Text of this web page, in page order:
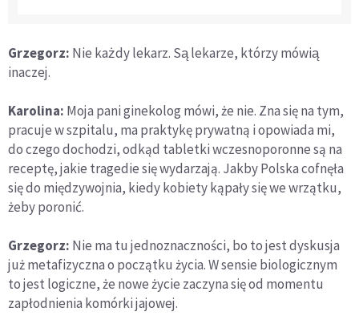
Grzegorz: Nie każdy lekarz. Są lekarze, którzy mówią
inaczej.
Karolina: Moja pani ginekolog mówi, że nie. Zna się na tym,
pracuje w szpitalu, ma praktykę prywatną i opowiada mi,
do czego dochodzi, odkąd tabletki wczesnoporonne są na
receptę, jakie tragedie się wydarzają. Jakby Polska cofnęła
się do międzywojnia, kiedy kobiety kąpały się we wrzątku,
żeby poronić.
Grzegorz: Nie ma tu jednoznaczności, bo to jest dyskusja
już metafizyczna o początku życia. W sensie biologicznym
to jest logiczne, że nowe życie zaczyna się od momentu
zapłodnienia komórki jajowej.